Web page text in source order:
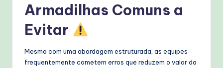
Armadilhas Comuns a
Evitar
Mesmo com uma abordagem estruturada, as equipes
frequentemente cometem erros que reduzem o valor da